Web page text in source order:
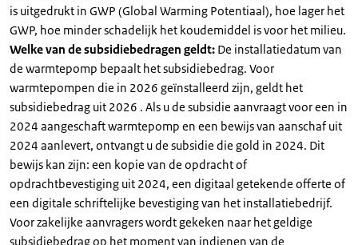
is uitgedrukt in GWP (Global Warming Potentiaal), hoe lager het
GWP, hoe minder schadelijk het koudemiddel is voor het milieu.
Welke van de subsidiebedragen geldt: De installatiedatum van
de warmtepomp bepaalt het subsidiebedrag. Voor
warmtepompen die in 2026 geïnstalleerd zijn, geldt het
subsidiebedrag uit 2026 . Als u de subsidie aanvraagt voor een in
2024 aangeschaft warmtepomp en een bewijs van aanschaf uit
2024 aanlevert, ontvangt u de subsidie die gold in 2024. Dit
bewijs kan zijn: een kopie van de opdracht of
opdrachtbevestiging uit 2024, een digitaal getekende offerte of
een digitale schriftelijke bevestiging van het installatiebedrijf.
Voor zakelijke aanvragers wordt gekeken naar het geldige
subsidiebedrag op het moment van indienen van de